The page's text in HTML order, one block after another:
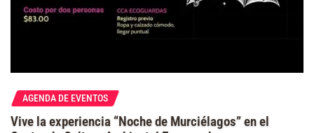
AGENDA DE EVENTOS
Vive la experiencia “Noche de Murciélagos” en el